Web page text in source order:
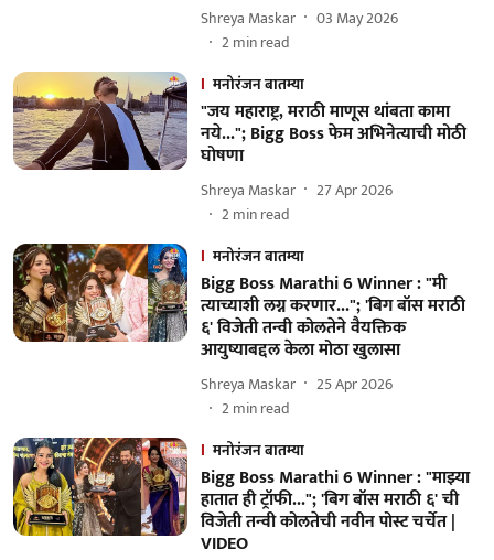
Shreya Maskar
03 May 2026
2min read
मनोरंजन बातम्या
"जय महाराष्ट्र, मराठी माणूस थांबता कामा
नये..."; Bigg Boss फेम अभिनेत्याची मोठी
घोषणा
Shreya Maskar
27 Apr 2026
2min read
मनोरंजन बातम्या
Bigg Boss Marathi 6 Winner : "मी
त्याच्याशी लग्न करणार..."; 'बिग बॉस मराठी
६' विजेती तन्वी कोलतेने वैयक्तिक
आयुष्याबद्दल केला मोठा खुलासा
Shreya Maskar
25 Apr 2026
2min read
मनोरंजन बातम्या
Bigg Boss Marathi 6 Winner : "माझ्या
हातात ही ट्रॉफी..."; 'बिग बॉस मराठी ६' ची
विजेती तन्वी कोलतेची नवीन पोस्ट चर्चेत |
VIDEO